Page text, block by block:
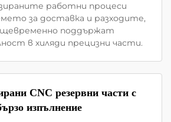
работни процеси
за доставка и разходите,
поддържат
в хиляди прецизни части.
CNC резервни части с
изпълнение